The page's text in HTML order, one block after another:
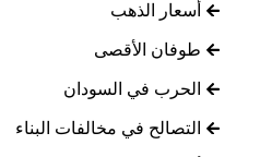
أسعار الذهب
طوفان الأقصى
الحرب في السودان
التصالح في مخالفات البناء